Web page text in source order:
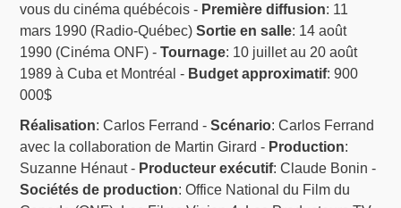
vous du cinéma québécois - Première diffusion: 11
mars 1990 (Radio-Québec)Sortie en salle: 14 août
1990 (Cinéma ONF) -Tournage: 10 juillet au 20 août
1989 à Cuba et Montréal - Budget approximatif: 900
000$
Réalisation: Carlos Ferrand -Scénario: Carlos Ferrand
avec la collaboration de Martin Girard - Production:
Suzanne Hénaut - Producteur exécutif: Claude Bonin -
Sociétés de production: Office National du Film du